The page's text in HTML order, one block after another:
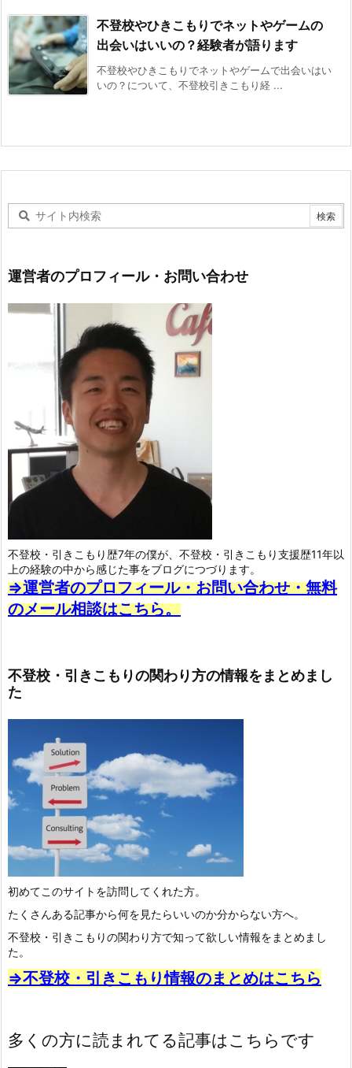
不登校やひきこもりでネットやゲームの
出会いはいいの？経験者が語ります
不登校やひきこもりでネットやゲームで出会いはい
いの？について、不登校引きこもり経 ...
運営者のプロフィール・お問い合わせ
不登校・引きこもり歴7年の僕が、不登校・引きこもり支援歴11年以
上の経験の中から感じた事をブログにつづります。
⇒運営者のプロフィール・お問い合わせ・無料
のメール相談はこちら。
不登校・引きこもりの関わり方の情報をまとめまし
た
初めてこのサイトを訪問してくれた方。
たくさんある記事から何を見たらいいのか分からない方へ。
不登校・引きこもりの関わり方で知って欲しい情報をまとめまし
た。
⇒不登校・引きこもり情報のまとめはこちら
多くの方に読まれてる記事はこちらです